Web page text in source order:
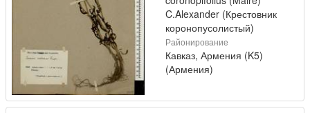
C.Alexander (Крестовник
коронопусолистый)
Районирование
Кавказ, Армения (K5)
(Армения)